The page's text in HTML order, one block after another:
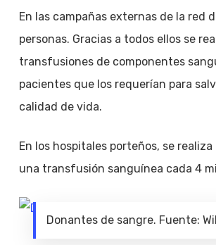
En las campañas externas de la red
personas. Gracias a todos ellos se
transfusiones de componentes
pacientes que los requerían para
calidad de vida.
En los hospitales porteños, se
una transfusión sanguínea cada 4
Donantes de sangre. Fuente: